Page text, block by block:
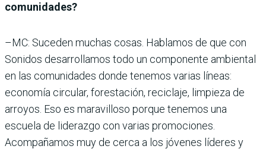
comunidades?
–MC: Suceden muchas cosas. Hablamos de que con
Sonidos desarrollamos todo un componente ambiental
en las comunidades donde tenemos varias líneas:
economía circular, forestación, reciclaje, limpieza de
arroyos. Eso es maravilloso porque tenemos una
escuela de liderazgo con varias promociones.
Acompañamos muy de cerca a los jóvenes líderes y